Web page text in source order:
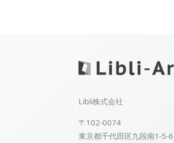
Libli株式会社
〒102-0074
東京都千代田区九段南1-5-6